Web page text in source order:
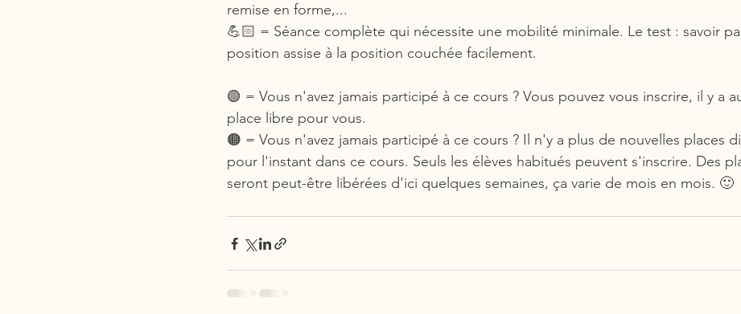
remise en forme,...
💪🏻 = Séance complète qui nécessite une mobilité minimale. Le test : savoir
position assise à la position couchée facilement.
🟢 = Vous n'avez jamais participé à ce cours ? Vous pouvez vous inscrire, il y a
place libre pour vous.
🟠 = Vous n'avez jamais participé à ce cours ? Il n'y a plus de nouvelles places
pour l'instant dans ce cours. Seuls les élèves habitués peuvent s'inscrire. Des
seront peut-être libérées d'ici quelques semaines, ça varie de mois en mois. 🙂